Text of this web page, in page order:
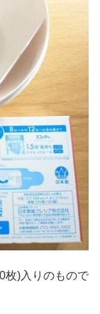
枚)入りのもので